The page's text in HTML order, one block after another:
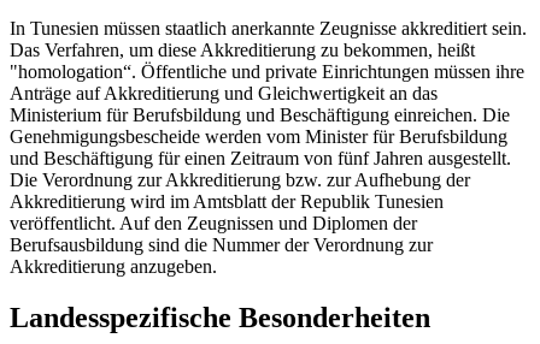
In Tunesien müssen staatlich anerkannte Zeugnisse akkreditiert sein.
Das Verfahren, um diese Akkreditierung zu bekommen, heißt
"homologation“. Öffentliche und private Einrichtungen müssen ihre
Anträge auf Akkreditierung und Gleichwertigkeit an das
Ministerium für Berufsbildung und Beschäftigung einreichen. Die
Genehmigungsbescheide werden vom Minister für Berufsbildung
und Beschäftigung für einen Zeitraum von fünf Jahren ausgestellt.
Die Verordnung zur Akkreditierung bzw. zur Aufhebung der
Akkreditierung wird im Amtsblatt der Republik Tunesien
veröffentlicht. Auf den Zeugnissen und Diplomen der
Berufsausbildung sind die Nummer der Verordnung zur
Akkreditierung anzugeben.
Landesspezifische Besonderheiten